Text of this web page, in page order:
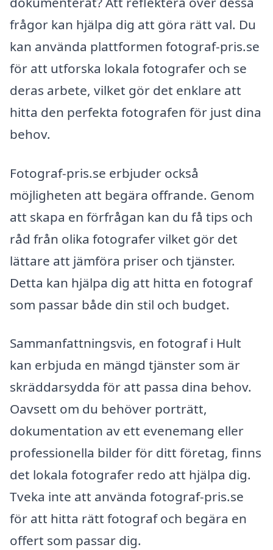
frågor kan hjälpa dig att göra rätt val. Du
kan använda plattformen fotograf-pris.se
för att utforska lokala fotografer och se
deras arbete, vilket gör det enklare att
hitta den perfekta fotografen för just dina
behov.
Fotograf-pris.se erbjuder också
möjligheten att begära offrande. Genom
att skapa en förfrågan kan du få tips och
råd från olika fotografer vilket gör det
lättare att jämföra priser och tjänster.
Detta kan hjälpa dig att hitta en fotograf
som passar både din stil och budget.
Sammanfattningsvis, en fotograf i Hult
kan erbjuda en mängd tjänster som är
skräddarsydda för att passa dina behov.
Oavsett om du behöver porträtt,
dokumentation av ett evenemang eller
professionella bilder för ditt företag, finns
det lokala fotografer redo att hjälpa dig.
Tveka inte att använda fotograf-pris.se
för att hitta rätt fotograf och begära en
offert som passar dig.